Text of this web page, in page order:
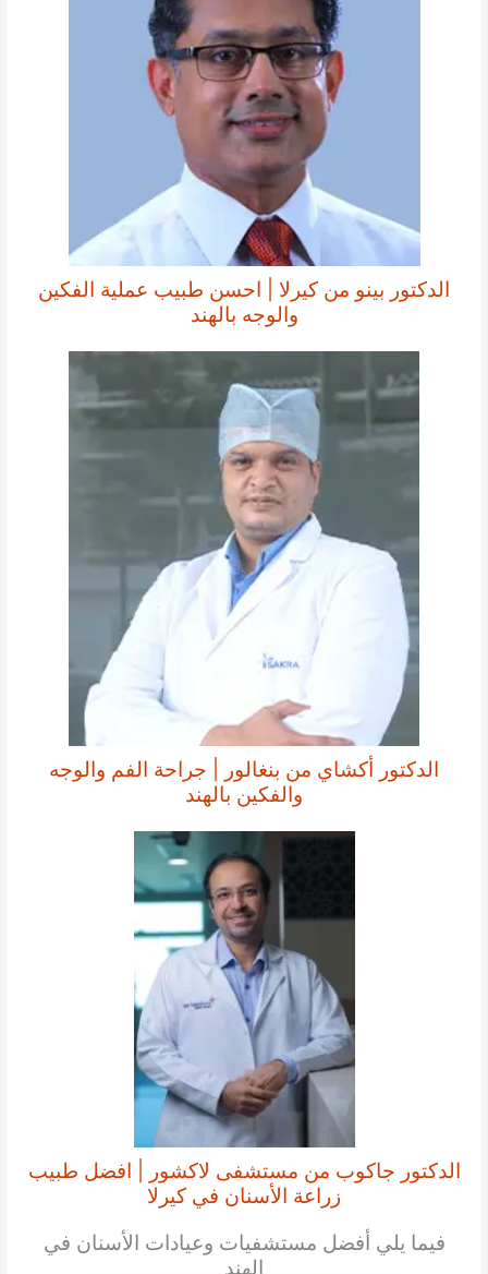
الدكتور بينو من كيرلا | احسن طبيب عملية الفكين
والوجه بالهند
الدكتور أكشاي من بنغالور | جراحة الفم والوجه
والفكين بالهند
الدكتور جاكوب من مستشفى لاكشور | افضل طبيب
زراعة الأسنان في كيرلا
فيما يلي أفضل مستشفيات وعيادات الأسنان في
الهند